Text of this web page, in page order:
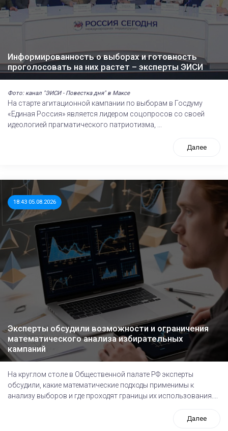
Информированность о выборах и готовность
проголосовать на них растет – эксперты ЭИСИ
Фото: канал "ЭИСИ - Повестка дня" в Максе
На старте агитационной кампании по выборам в Госдуму
«Единая Россия» является лидером соцопросов со своей
идеологией прагматического патриотизма, ...
Далее
18:43 05.08.2026
Эксперты обсудили возможности и ограничения
математического анализа избирательных
кампаний
На круглом столе в Общественной палате РФ эксперты
обсудили, какие математические подходы применимы к
анализу выборов и где проходят границы их использования....
Далее